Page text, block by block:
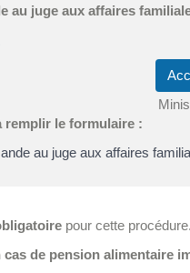
au juge aux affaires
remplir le formulaire :
au juge aux affaires
pour cette procédure.
de pension alimentaire